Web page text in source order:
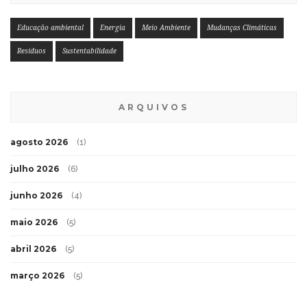
Educação ambiental Energia Meio Ambiente Mudanças Climáticas
Resíduos Sustentabilidade
ARQUIVOS
agosto 2026 (1)
julho 2026 (6)
junho 2026 (4)
maio 2026 (5)
abril 2026 (5)
março 2026 (5)